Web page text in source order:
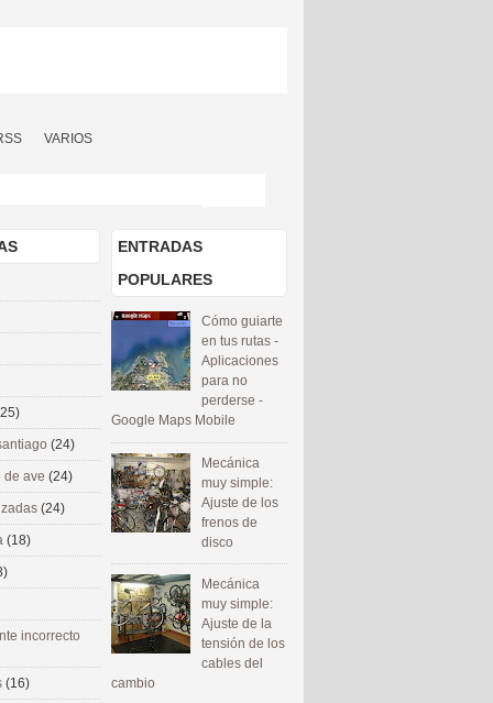
VARIOS
ENTRADAS
POPULARES
Cómo guiarte
en tus rutas -
Aplicaciones
para no
perderse -
Google Maps Mobile
Mecánica
muy simple:
Ajuste de los
frenos de
disco
Mecánica
muy simple:
Ajuste de la
tensión de los
cables del
cambio
(24)
de ave (24)
(24)
(18)
incorrecto
(16)